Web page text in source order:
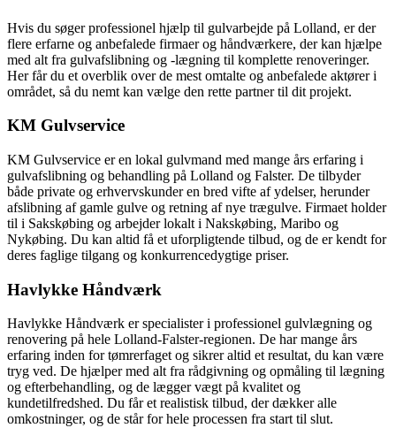
Hvis du søger professionel hjælp til gulvarbejde på Lolland, er der
flere erfarne og anbefalede firmaer og håndværkere, der kan hjælpe
med alt fra gulvafslibning og -lægning til komplette renoveringer.
Her får du et overblik over de mest omtalte og anbefalede aktører i
området, så du nemt kan vælge den rette partner til dit projekt.
KM Gulvservice
KM Gulvservice er en lokal gulvmand med mange års erfaring i
gulvafslibning og behandling på Lolland og Falster. De tilbyder
både private og erhvervskunder en bred vifte af ydelser, herunder
afslibning af gamle gulve og retning af nye trægulve. Firmaet holder
til i Sakskøbing og arbejder lokalt i Nakskøbing, Maribo og
Nykøbing. Du kan altid få et uforpligtende tilbud, og de er kendt for
deres faglige tilgang og konkurrencedygtige priser.
Havlykke Håndværk
Havlykke Håndværk er specialister i professionel gulvlægning og
renovering på hele Lolland-Falster-regionen. De har mange års
erfaring inden for tømrerfaget og sikrer altid et resultat, du kan være
tryg ved. De hjælper med alt fra rådgivning og opmåling til lægning
og efterbehandling, og de lægger vægt på kvalitet og
kundetilfredshed. Du får et realistisk tilbud, der dækker alle
omkostninger, og de står for hele processen fra start til slut.